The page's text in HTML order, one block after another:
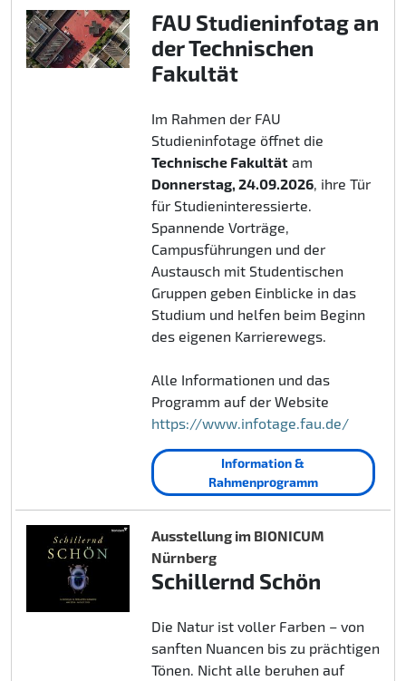
FAU Studieninfotag an
der Technischen
Fakultät
Im Rahmen der FAU
Studieninfotage öffnet die
Technische Fakultätam
Donnerstag, 24.09.2026, ihre Tür
für Studieninteressierte.
Spannende Vorträge,
Campusführungen und der
Austausch mit Studentischen
Gruppen geben Einblicke in das
Studium und helfen beim Beginn
des eigenen Karrierewegs.
Alle Informationen und das
Programm auf der Website
https://www.infotage.fau.de/
Information &
Rahmenprogramm
Ausstellung im BIONICUM
Nürnberg
Schillernd Schön
Die Natur ist voller Farben – von
sanften Nuancen bis zu prächtigen
Tönen. Nicht alle beruhen auf